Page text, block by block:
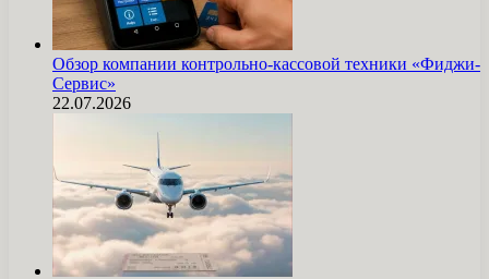
Обзор компании контрольно-кассовой техники «Фиджи-
Сервис»
22.07.2026